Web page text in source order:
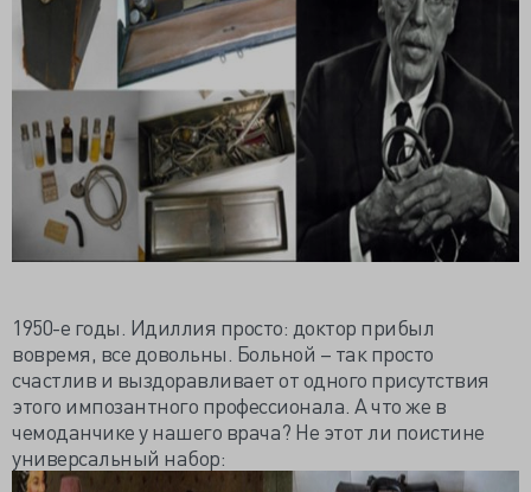
1950-е годы. Идиллия просто: доктор прибыл
вовремя, все довольны. Больной – так просто
счастлив и выздоравливает от одного присутствия
этого импозантного профессионала. А что же в
чемоданчике у нашего врача? Не этот ли поистине
универсальный набор: